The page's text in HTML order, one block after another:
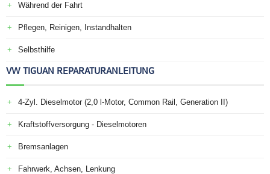
Während der Fahrt
Pflegen, Reinigen, Instandhalten
Selbsthilfe
VW TIGUAN REPARATURANLEITUNG
4-Zyl. Dieselmotor (2,0 l-Motor, Common Rail, Generation II)
Kraftstoffversorgung - Dieselmotoren
Bremsanlagen
Fahrwerk, Achsen, Lenkung